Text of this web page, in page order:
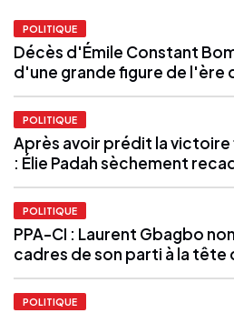
POLITIQUE
Décès d'Émile Constant
d'une grande figure de l'ère
POLITIQUE
Après avoir prédit la
: Élie Padah sèchement
POLITIQUE
PPA-CI : Laurent Gbagbo
cadres de son parti à la tête
POLITIQUE